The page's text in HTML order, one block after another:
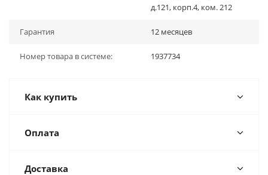
д.121, корп.4, ком. 212
Гарантия 12 месяцев
Номер товара в системе: 1937734
Как купить
Оплата
Доставка